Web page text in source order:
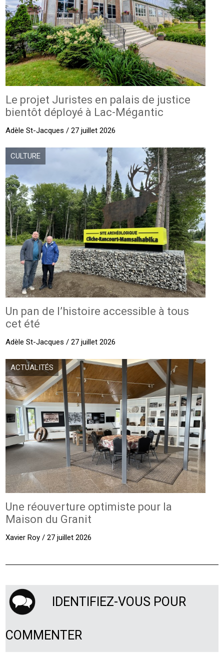
Le projet Juristes en palais de justice
bientôt déployé à Lac-Mégantic
Adèle St-Jacques / 27 juillet 2026
CULTURE
Un pan de l’histoire accessible à tous
cet été
Adèle St-Jacques / 27 juillet 2026
ACTUALITÉS
Une réouverture optimiste pour la
Maison du Granit
Xavier Roy / 27 juillet 2026
IDENTIFIEZ-VOUS POUR
COMMENTER